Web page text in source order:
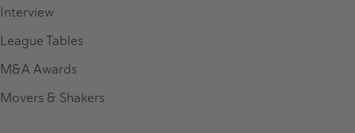
Interview
League Tables
M&A Awards
Movers & Shakers